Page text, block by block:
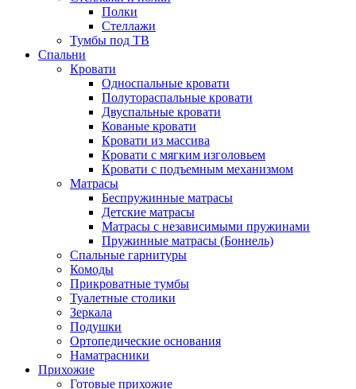
Полки
Стеллажи
Тумбы под ТВ
Спальни
Кровати
Односпальные кровати
Полутораспальные кровати
Двуспальные кровати
Кованые кровати
Кровати из массива
Кровати с мягким изголовьем
Кровати с подъемным механизмом
Матрасы
Беспружинные матрасы
Детские матрасы
Матрасы с независимыми пружинами
Пружинные матрасы (Боннель)
Спальные гарнитуры
Комоды
Прикроватные тумбы
Туалетные столики
Зеркала
Подушки
Ортопедические основания
Наматрасники
Прихожие
Готовые прихожие